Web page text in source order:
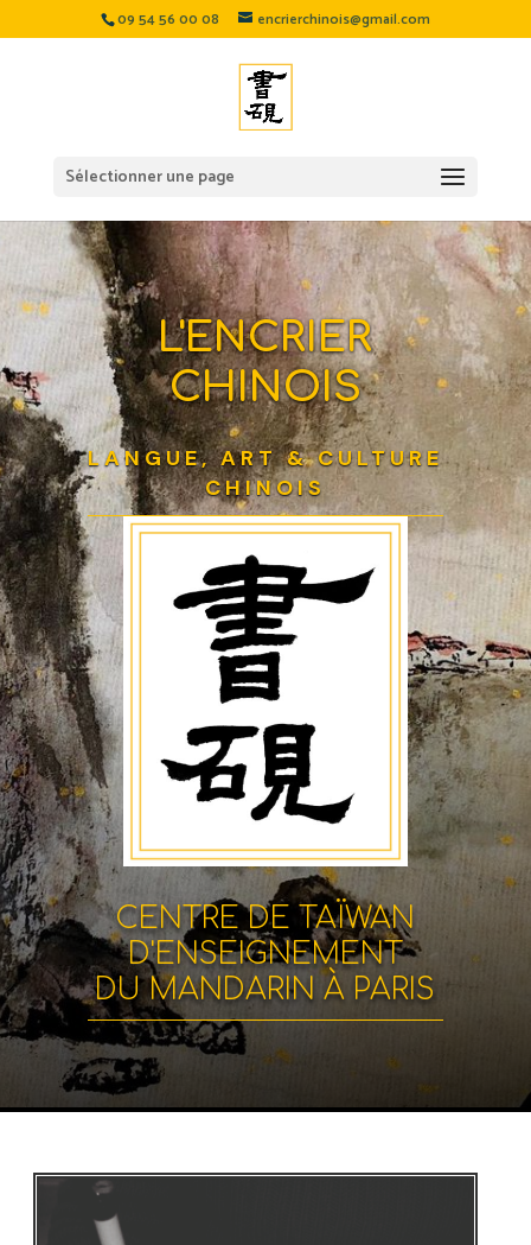
09 54 56 00 08 encrierchinois@gmail.com
Sélectionner une page
L'ENCRIER
CHINOIS
LANGUE, ART & CULTURE
CHINOIS
CENTRE DE TAÏWAN
D'ENSEIGNEMENT
DU MANDARIN À PARIS